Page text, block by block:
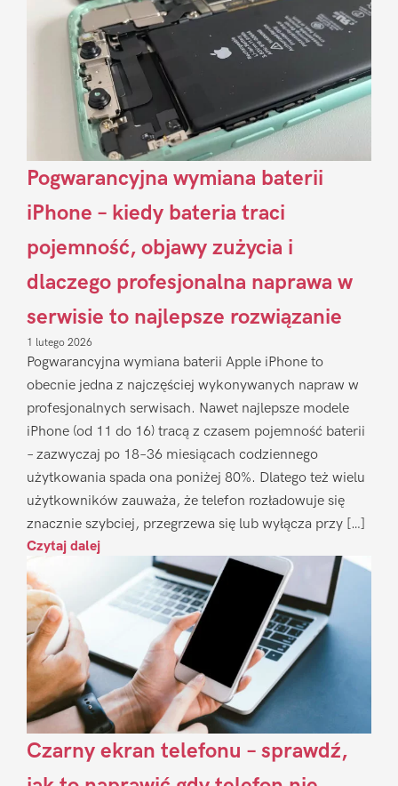
Pogwarancyjna wymiana baterii
iPhone – kiedy bateria traci
pojemność, objawy zużycia i
dlaczego profesjonalna naprawa w
serwisie to najlepsze rozwiązanie
1 lutego 2026
Pogwarancyjna wymiana baterii Apple iPhone to
obecnie jedna z najczęściej wykonywanych napraw w
profesjonalnych serwisach. Nawet najlepsze modele
iPhone (od 11 do 16) tracą z czasem pojemność baterii
– zazwyczaj po 18–36 miesiącach codziennego
użytkowania spada ona poniżej 80%. Dlatego też wielu
użytkowników zauważa, że telefon rozładowuje się
znacznie szybciej, przegrzewa się lub wyłącza przy […]
Czytaj dalej
Czarny ekran telefonu – sprawdź,